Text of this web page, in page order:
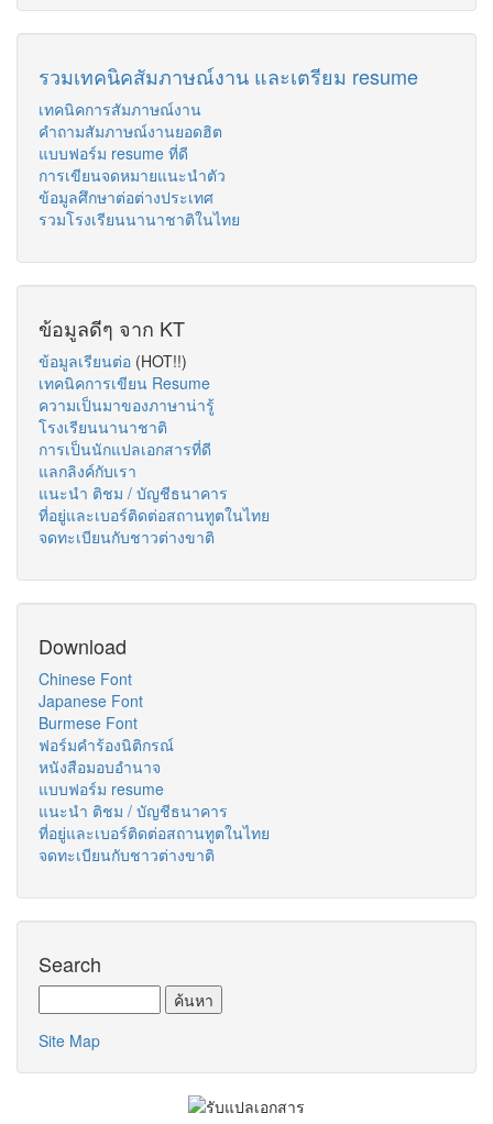
รวมเทคนิคสัมภาษณ์งาน และเตรียม resume
เทคนิคการสัมภาษณ์งาน
คำถามสัมภาษณ์งานยอดฮิต
แบบฟอร์ม resume ที่ดี
การเขียนจดหมายแนะนำตัว
ข้อมูลศึกษาต่อต่างประเทศ
รวมโรงเรียนนานาชาติในไทย
ข้อมูลดีๆ จาก KT
ข้อมูลเรียนต่อ (HOT!!)
เทคนิคการเขียน Resume
ความเป็นมาของภาษาน่ารู้
โรงเรียนนานาชาติ
การเป็นนักแปลเอกสารที่ดี
แลกลิงค์กับเรา
แนะนำ ติชม / บัญชีธนาคาร
ที่อยู่และเบอร์ติดต่อสถานทูตในไทย
จดทะเบียนกับชาวต่างขาติ
Download
Chinese Font
Japanese Font
Burmese Font
ฟอร์มคำร้องนิติกรณ์
หนังสือมอบอำนาจ
แบบฟอร์ม resume
แนะนำ ติชม / บัญชีธนาคาร
ที่อยู่และเบอร์ติดต่อสถานทูตในไทย
จดทะเบียนกับชาวต่างขาติ
Search
Site Map